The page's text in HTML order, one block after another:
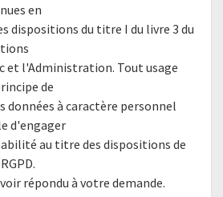
en
dispositions du titre I du livre 3 du
et l'Administration. Tout usage
de
données à caractère personnel
d'engager
au titre des dispositions de
répondu à votre demande.